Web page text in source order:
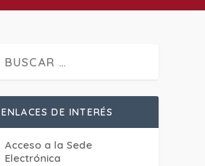
ENLACES DE INTERÉS
Acceso a la Sede
Electrónica